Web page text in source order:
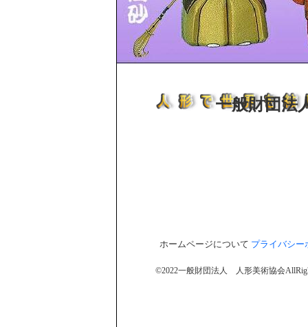
一般財団法
ホームページについて プライバシ
©2022一般財団法人 人形美術協会